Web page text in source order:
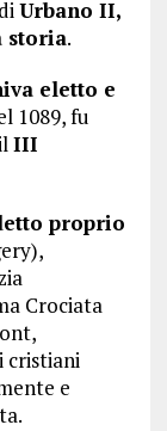
Urbano II,
storia.
eletto e
1089, fu
III
proprio
Crociata
cristiani
e